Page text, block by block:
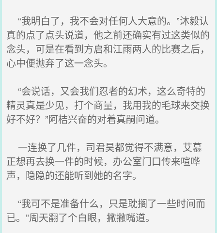
“我明白了，我不会对任何人大意的。”沐毅认
真的点了点头说道，他之前还确实有过这类似的
念头，可是在看到方启和江雨两人的比赛之后，
心中便抛弃了这一念头。
“会说话，又会我们忍者的幻术，这么奇特的
精灵真是少见，打个商量，我用我的毛球来交换
好不好？”阿桔兴奋的对着真嗣问道。
一连换了几件，司君昊都觉得不满意，艾慕
正想再去换一件的时候，办公室门口传来喧哗
声，隐隐的还能听到她的名字。
“我可不是准备什么，只是耽搁了一些时间而
已。”周天翻了个白眼，撇撇嘴道。